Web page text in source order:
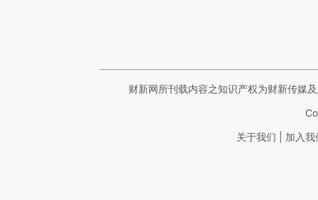
财新网所刊载内容之知识产权为财新传媒
关于我们 加入我